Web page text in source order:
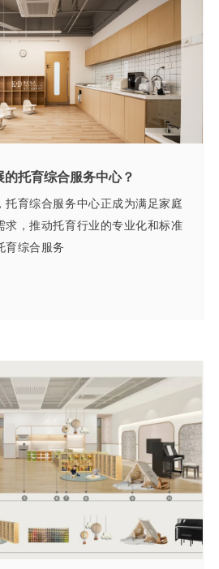
托育综合服务中心？
托育综合服务中心正成为满足家庭
求，推动托育行业的专业化和标准
育综合服务